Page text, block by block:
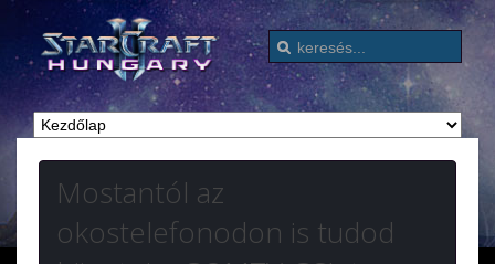
Mostantól az
okostelefonodon is tudod